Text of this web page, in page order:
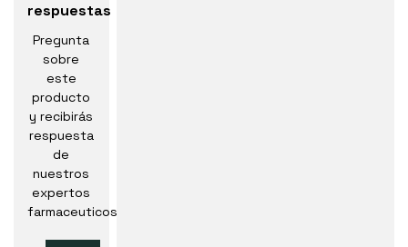
respuestas
Pregunta
sobre
este
producto
y recibirás
respuesta
de
nuestros
expertos
farmaceuticos